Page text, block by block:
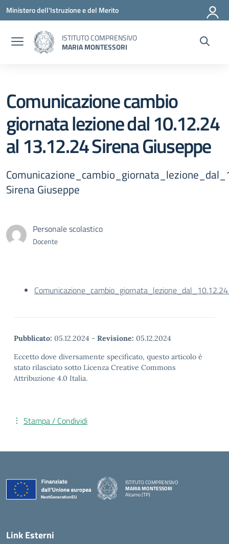
Vai ai contenuti
Vai al menu di navigazione
Vai al footer
Ministero dell'Istruzione e del Merito
ISTITUTO COMPRENSIVO
MARIA MONTESSORI
Comunicazione cambio
giornata lezione dal 10.12.24
al 13.12.24 Sirena Giuseppe
Sirena Giuseppe
Personale scolastico
Docente
Pubblicato: 05.12.2024 - Revisione: 05.12.2024
Eccetto dove diversamente specificato, questo articolo è
stato rilasciato sotto Licenza Creative Commons
Attribuzione 4.0 Italia.
Stampa / Condividi
ISTITUTO COMPRENSIVO
MARIA MONTESSORI
Alcamo (TP)
Link Esterni